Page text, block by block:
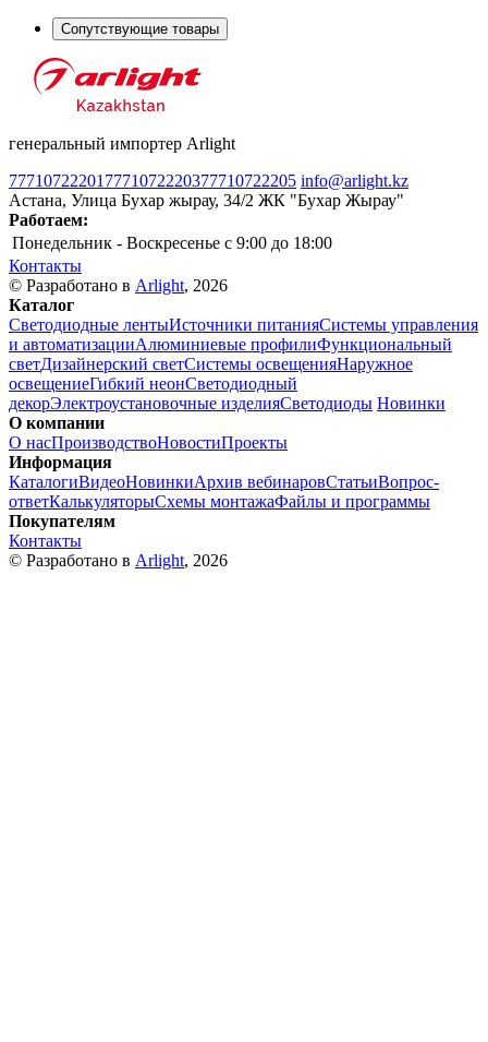
Сопутствующие товары
генеральный импортер Arlight
77710722201 7771072220377710722205 info@arlight.kz
Астана, Улица Бухар жырау, 34/2 ЖК "Бухар Жырау"
Работаем:
Понедельник - Воскресенье c 9:00 до 18:00
Контакты
© Разработано в Arlight, 2026
Каталог
Светодиодные лентыИсточники питанияСистемы управления
и автоматизацииАлюминиевые профилиФункциональный
светДизайнерский светСистемы освещенияНаружное
освещениеГибкий неонСветодиодный
декорЭлектроустановочные изделияСветодиоды Новинки
О компании
О насПроизводствоНовостиПроекты
Информация
КаталогиВидеоНовинкиАрхив вебинаровСтатьиВопрос-
ответКалькуляторыСхемы монтажаФайлы и программы
Покупателям
Контакты
© Разработано в Arlight, 2026